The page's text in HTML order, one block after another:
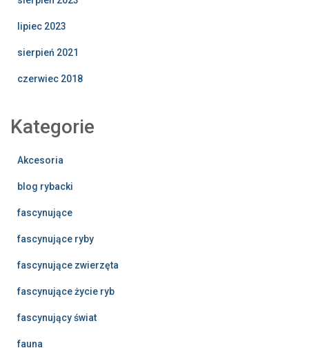
lipiec 2023
sierpień 2021
czerwiec 2018
Kategorie
Akcesoria
blog rybacki
fascynujące
fascynujące ryby
fascynujące zwierzęta
fascynujące życie ryb
fascynujący świat
fauna